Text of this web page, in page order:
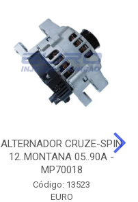
ALTERNADOR CRUZE-SPIN
12..MONTANA 05..90A -
MP70018
Código: 13523
EURO